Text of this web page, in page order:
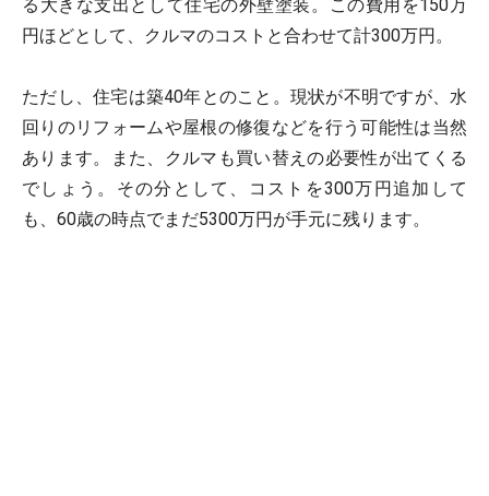
る大きな支出として住宅の外壁塗装。この費用を150万
円ほどとして、クルマのコストと合わせて計300万円。
ただし、住宅は築40年とのこと。現状が不明ですが、水
回りのリフォームや屋根の修復などを行う可能性は当然
あります。また、クルマも買い替えの必要性が出てくる
でしょう。その分として、コストを300万円追加して
も、60歳の時点でまだ5300万円が手元に残ります。